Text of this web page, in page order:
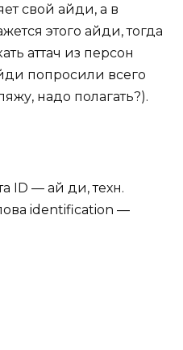
свой айди, а в
этого айди, тогда
аттач из персон
попросили всего
надо полагать?).
ID — ай ди, техн.
identification —